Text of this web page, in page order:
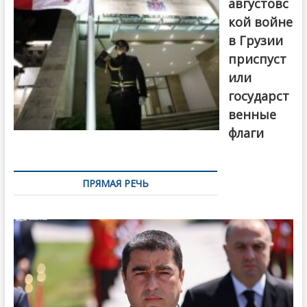
августовс
кой войне
в Грузии
приспуст
или
государст
венные
флаги
ПРЯМАЯ РЕЧЬ